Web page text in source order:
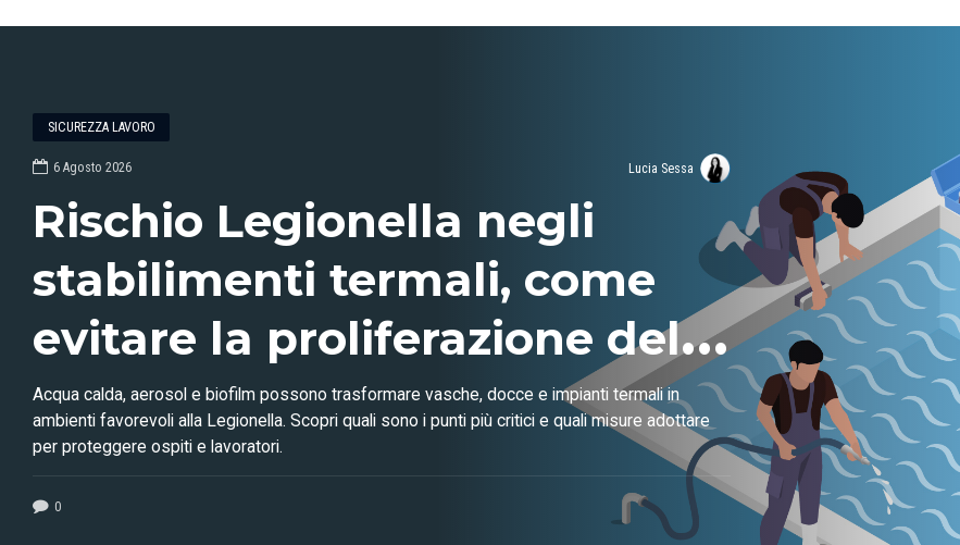
SICUREZZA LAVORO
6 Agosto 2026 Lucia Sessa
Rischio Legionella negli
stabilimenti termali, come
evitare la proliferazione del
batterio?
Acqua calda, aerosol e biofilm possono trasformare vasche, docce e impianti termali in
ambienti favorevoli alla Legionella. Scopri quali sono i punti più critici e quali misure adottare
per proteggere ospiti e lavoratori.
0